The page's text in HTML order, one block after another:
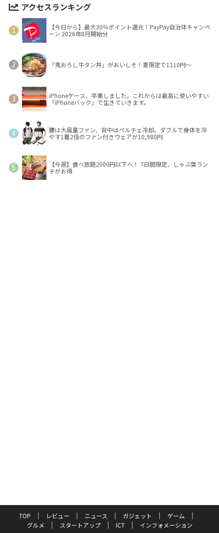
アクセスランキング
【今日から】最大30％ポイント還元！PayPay自治体キャンペ
ーン 2026年8月開始分
「鬼おろし牛タン丼」がおいしそ！夏限定で1110円～
iPhoneケース、卒業しました。これからは最高に使いやすい
「iPhoneバック」で生きていきます。
腰は大風量ファン、背中はペルチェ冷却。ダブルで身体を冷
やす1着2役のファン付きウェアが10,980円
【今週】食べ放題2000円以下へ！ 7日間限定、しゃぶ葉ラン
チがお得
TOP レビュー ニュース ガジェット
ゲーム
グルメ
スタートアップ ICT インフォメーション